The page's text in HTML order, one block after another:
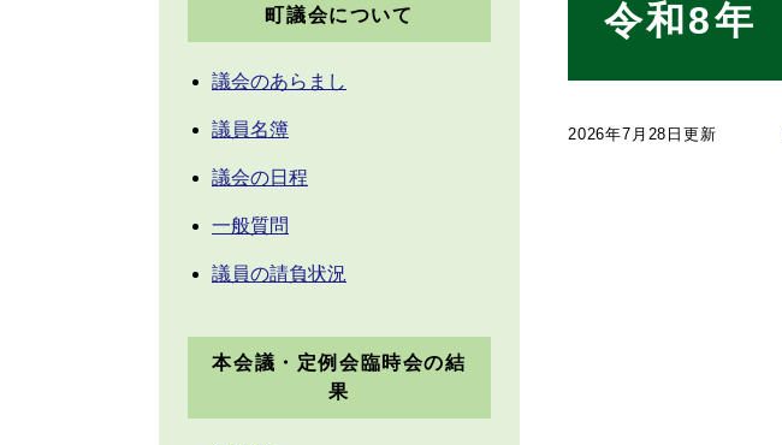
令和8年
2026年7月28日更新
町議会について
議会のあらまし
議員名簿
議会の日程
一般質問
議員の請負状況
本会議・定例会臨時会の結
果